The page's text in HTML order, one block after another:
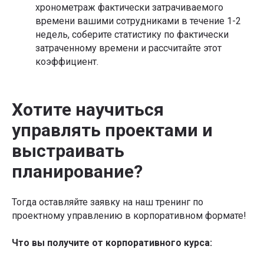
хронометраж фактически затрачиваемого
времени вашими сотрудниками в течение 1-2
недель, соберите статистику по фактически
затраченному времени и рассчитайте этот
коэффициент.
Хотите научиться
управлять проектами и
выстраивать
планирование?
Тогда оставляйте заявку на наш тренинг по
проектному управлению в корпоративном формате!
Что вы получите от корпоративного курса: